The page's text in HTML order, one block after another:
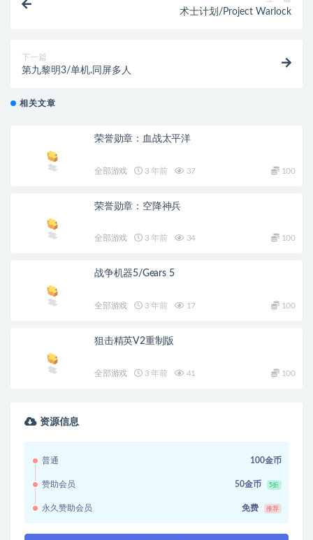
术士计划/Project Warlock
下一篇
第九黎明3/单机.同屏多人
相关文章
荣誉勋章：血战太平洋
全部游戏 3 年前 37 100
荣誉勋章：空降神兵
全部游戏 3 年前 34 100
战争机器5/Gears 5
全部游戏 3 年前 17 100
狙击精英V2重制版
全部游戏 3 年前 41 100
资源信息
普通 100金币
赞助会员 50金币 5折
永久赞助会员 免费 推荐